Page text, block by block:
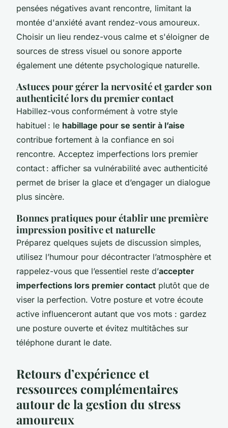
pensées négatives avant rencontre, limitant la
montée d'anxiété avant rendez-vous amoureux.
Choisir un lieu rendez-vous calme et s'éloigner de
sources de stress visuel ou sonore apporte
également une détente psychologique naturelle.
Astuces pour gérer la nervosité et garder son
authenticité lors du premier contact
Habillez-vous conformément à votre style
habituel : le habillage pour se sentir à l’aise
contribue fortement à la confiance en soi
rencontre. Acceptez imperfections lors premier
contact : afficher sa vulnérabilité avec authenticité
permet de briser la glace et d’engager un dialogue
plus sincère.
Bonnes pratiques pour établir une première
impression positive et naturelle
Préparez quelques sujets de discussion simples,
utilisez l’humour pour décontracter l’atmosphère et
rappelez-vous que l’essentiel reste d’accepter
imperfections lors premier contact plutôt que de
viser la perfection. Votre posture et votre écoute
active influenceront autant que vos mots : gardez
une posture ouverte et évitez multitâches sur
téléphone durant le date.
Retours d’expérience et
ressources complémentaires
autour de la gestion du stress
amoureux